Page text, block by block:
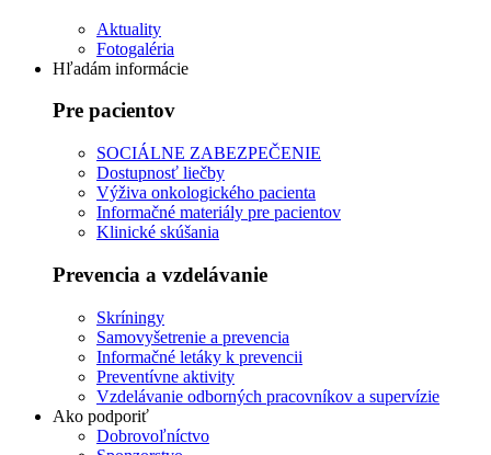
Aktuality
Fotogaléria
Hľadám informácie
Pre pacientov
SOCIÁLNE ZABEZPEČENIE
Dostupnosť liečby
Výživa onkologického pacienta
Informačné materiály pre pacientov
Klinické skúšania
Prevencia a vzdelávanie
Skríningy
Samovyšetrenie a prevencia
Informačné letáky k prevencii
Preventívne aktivity
Vzdelávanie odborných pracovníkov a supervízie
Ako podporiť
Dobrovoľníctvo